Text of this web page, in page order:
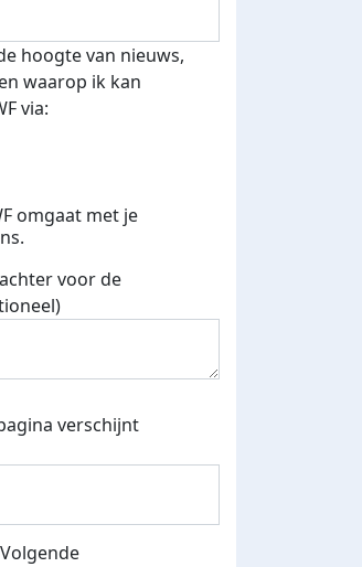
verhoogd
hoogte van nieuws,
waarop ik kan
via:
omgaat met je
voor de
verschijnt
Volgende